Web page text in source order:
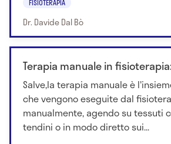
FISIOTERAPIA
Dr. Davide Dal Bò
Terapia manuale in
Salve,la terapia manuale è
che vengono eseguite dal
manualmente, agendo su tessuti
tendini o in modo diretto sui...